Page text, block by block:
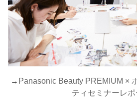
→ Panasonic Beauty PREMIUM ×
ティセミナーレポ